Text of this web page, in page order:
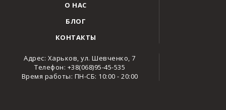
О НАС
БЛОГ
КОНТАКТЫ
Адрес: Харьков, ул. Шевченко, 7
Телефон: +38(068)95-45-535
Время работы: ПН-СБ: 10:00 - 20:00